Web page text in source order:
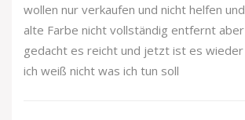
wollen nur verkaufen und nicht helfen und
alte Farbe nicht vollständig entfernt aber
gedacht es reicht und jetzt ist es wieder
ich weiß nicht was ich tun soll